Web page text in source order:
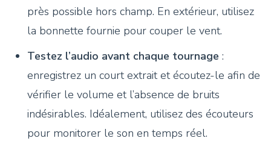
près possible hors champ. En extérieur, utilisez
la bonnette fournie pour couper le vent.
Testez l’audio avant chaque tournage :
enregistrez un court extrait et écoutez-le afin de
vérifier le volume et l’absence de bruits
indésirables. Idéalement, utilisez des écouteurs
pour monitorer le son en temps réel.